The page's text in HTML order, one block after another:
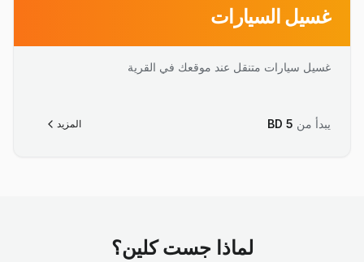
غسيل السيارات
غسيل سيارات متنقل عند موقعك في القرية
يبدأ من BD 5 المزيد
لماذا جست كلين؟